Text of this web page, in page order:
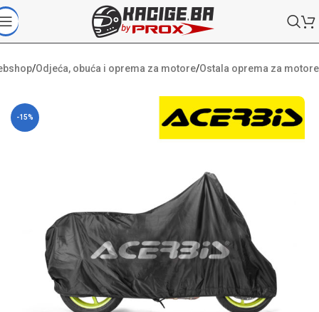
/Odjeća, obuća i oprema za motore/Ostala oprema za motore
-15%